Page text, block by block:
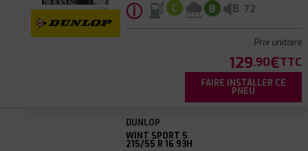
ⓘ C B B 72
Prix unitaire
129.90€TTC
FAIRE INSTALLER CE
PNEU
DUNLOP
WINT SPORT 5
215/55 R 16 93H